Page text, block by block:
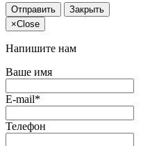
Отправить
Закрыть
×Close
Напишите нам
Ваше имя
E-mail*
Телефон